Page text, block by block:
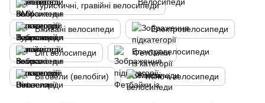
Туристичні, гравійні велосипеди
Вживані велосипеди Електровелосипеди
Dirt велосипеди Фетбайки
Біговели (велобіги) Жіночі велосипеди